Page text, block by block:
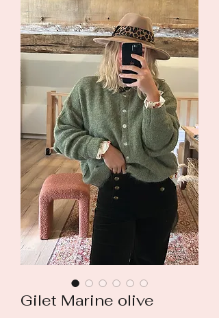
Gilet Marine olive